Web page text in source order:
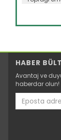
Yeni filo
Orman
katacak
HABER
Avantaj ve
haberdar olun!